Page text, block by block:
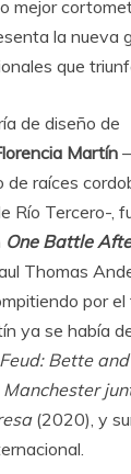
mejor
la nueva
que
de diseño de
Martín
de raíces
Río Tercero-,
One Battle
Thomas
por
ya se había
Feud: Bette and
Manchester
(2020), y